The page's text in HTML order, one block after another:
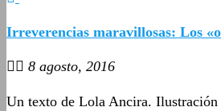
Irreverencias maravillosas: Los
8 agosto, 2016
Un texto de Lola Ancira. Ilustración